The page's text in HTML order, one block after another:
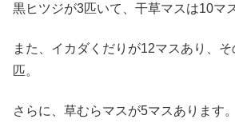
黒ヒツジが3匹いて、干草マスは10マ
また、イカダくだりが12マスあり、
匹。
さらに、草むらマスが5マスあります。